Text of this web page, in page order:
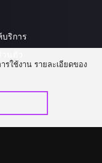
ริการ
รใช้งาน รายละเอียดของ